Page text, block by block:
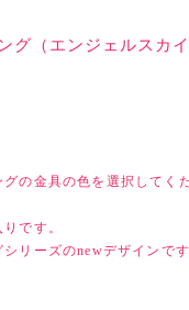
グ（エンジェルスカイ
グの金具の色を選択してく
です。
リーズのnewデザインです